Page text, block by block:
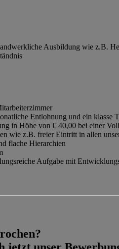
Ausbildung wie z.B.
Entlohnung und ein klasse
in Höhe von € 40,00 bei einer
wie z.B. freier Eintritt in allen
flache Hierarchien
Aufgabe mit